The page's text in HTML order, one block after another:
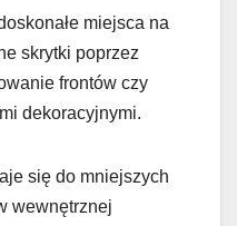
miejsca na
skrytki poprzez
frontów czy
dekoracyjnymi.
się do mniejszych
wewnętrznej